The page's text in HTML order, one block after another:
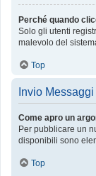
Perché quando
Solo gli utenti
malevolo del
Top
Invio Messaggi
Come apro un
Per pubblicare un
disponibili sono
Top